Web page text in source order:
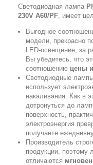
Светодиодная лампа
230V A60/PF, имеет
Выгодное
модели, прекрасно
LED-освещение, за
Вы убедитесь, что
соотношению цены
Светодиодные
использует
накаливания. Как в
дотронуться до
поверхность,
электроэнергия
получаете
Производитель
продукции, поэтому
отличаются